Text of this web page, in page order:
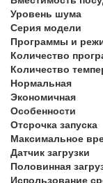
Уровень шума
Серия модели
Программы и
Количество
Количество
Нормальная
Экономичная
Особенности
Отсрочка запуска
Максимальное
Датчик загрузки
Половинная
Использование